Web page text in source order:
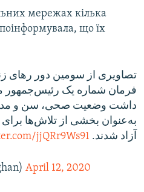
мережах кілька
що їх
تصاویری از سومین دور رهای
فرمان شماره یک رئیس‌جمهور
داشت وضعیت صحی، سن و مدت
به‌عنوان بخشی از تلاش‌ها برای
آزاد شدند. jjQRr9Ws91
April 12, 2020